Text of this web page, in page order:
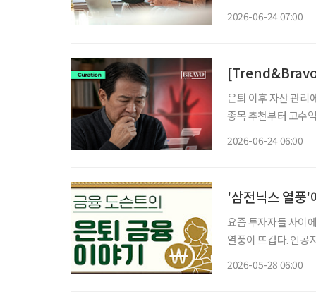
2026-06-24 07:00
은퇴 이후 자산 관리
종목 추천부터 고수
2026-06-24 06:00
'삼전닉스 열풍'
요즘 투자자들 사이
열풍이 뜨겁다. 인공
2026-05-28 06:00